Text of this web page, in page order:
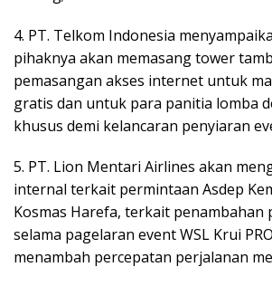
4. PT. Telkom Indonesia
pihaknya akan memasang tower
pemasangan akses internet untuk
gratis dan untuk para panitia lomba
khusus demi kelancaran penyiaran
5. PT. Lion Mentari Airlines akan
internal terkait permintaan Asdep
Kosmas Harefa, terkait penambahan
selama pagelaran event WSL Krui
menambah percepatan perjalanan